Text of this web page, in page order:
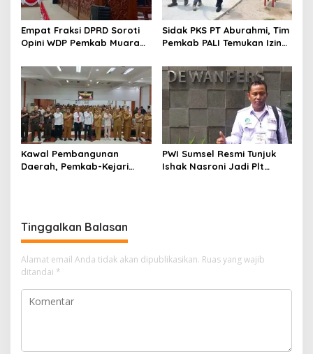
Empat Fraksi DPRD Soroti
Opini WDP Pemkab Muara
Kelola Keuangan
Sidak PKS PT Aburahmi, Tim
Pemkab PALI Temukan Izin
Kawal Pembangunan
Daerah, Pemkab-Kejari
PWI Sumsel Resmi Tunjuk
Ishak Nasroni Jadi Plt
Tinggalkan Balasan
Alamat email Anda tidak akan dipublikasikan. Ruas yang wajib
ditandai *